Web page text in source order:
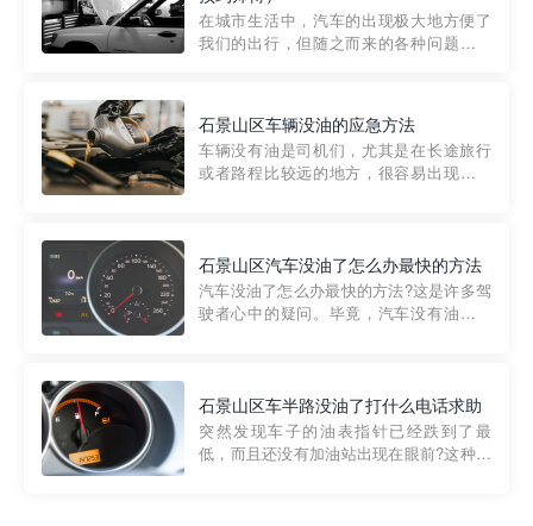
在城市生活中，汽车的出现极大地方便了
我们的出行，但随之而来的各种问题也让
紧急情况下，我们需要一种高效可靠的救
援方式。而这时，地库救援专...
石景山区车辆没油的应急方法
车辆没有油是司机们，尤其是在长途旅行
或者路程比较远的地方，很容易出现这种
的送油师傅，解决没油的紧急情况。 首
先，让我们来了解一下穿...
石景山区汽车没油了怎么办最快的方法
汽车没油了怎么办最快的方法?这是许多驾
驶者心中的疑问。毕竟，汽车没有油就无
越者小程序是一款专门解决汽车没油问题
的在线服务平台。通过...
石景山区车半路没油了打什么电话求助
突然发现车子的油表指针已经跌到了最
低，而且还没有加油站出现在眼前?这种情